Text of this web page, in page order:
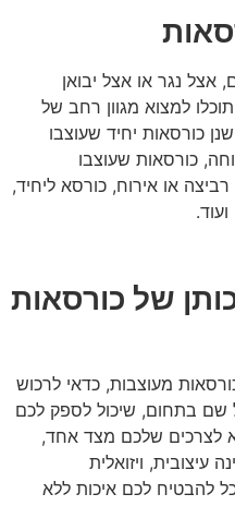
אצל נגר או אצל יבואן
למצוא מגוון רחב של
כורסאות יחיד שעוצבו
כורסאות שעוצבו
או אירוח, כורסא ליחיד,
של כורסאות
מעוצבות, כדאי לרכוש
שם בתחום, שיכול לספק לכם
לצרכים שלכם מצד אחד,
עיצובית, ויזואלית
להבטיח לכם איכות ללא